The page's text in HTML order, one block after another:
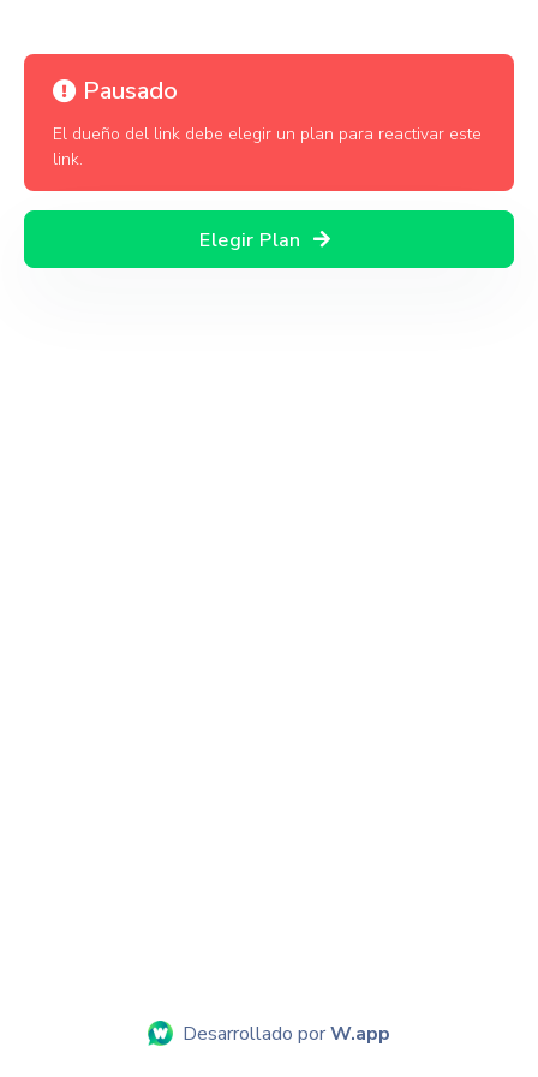
Pausado
El dueño del link debe elegir un plan para reactivar este
link.
Elegir Plan
Desarrollado porW.app